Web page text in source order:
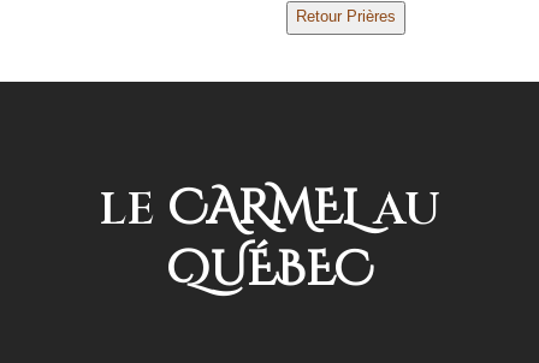
LE CARMELAU
QUÉBEC